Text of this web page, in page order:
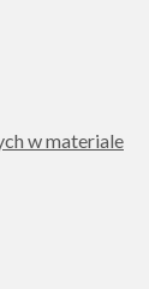
w materiale